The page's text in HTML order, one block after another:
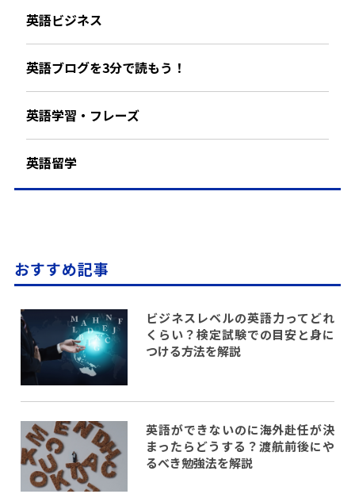
英語ビジネス
英語ブログを3分で読もう！
英語学習・フレーズ
英語留学
おすすめ記事
ビジネスレベルの英語力ってどれ
くらい？検定試験での目安と身に
つける方法を解説
英語ができないのに海外赴任が決
まったらどうする？渡航前後にや
るべき勉強法を解説